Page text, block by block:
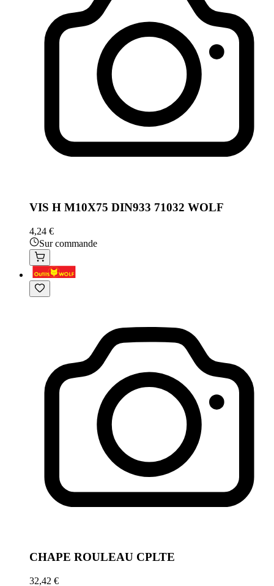
VIS H M10X75 DIN933 71032 WOLF
4,24 €
Sur commande
CHAPE ROULEAU CPLTE
32,42 €